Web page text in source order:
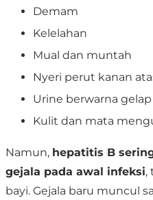
Demam
Kelelahan
Mual dan muntah
Nyeri perut kanan
Urine berwarna gelap
Kulit dan mata
Namun, hepatitis B
gejala pada awal infeksi,
bayi. Gejala baru muncul